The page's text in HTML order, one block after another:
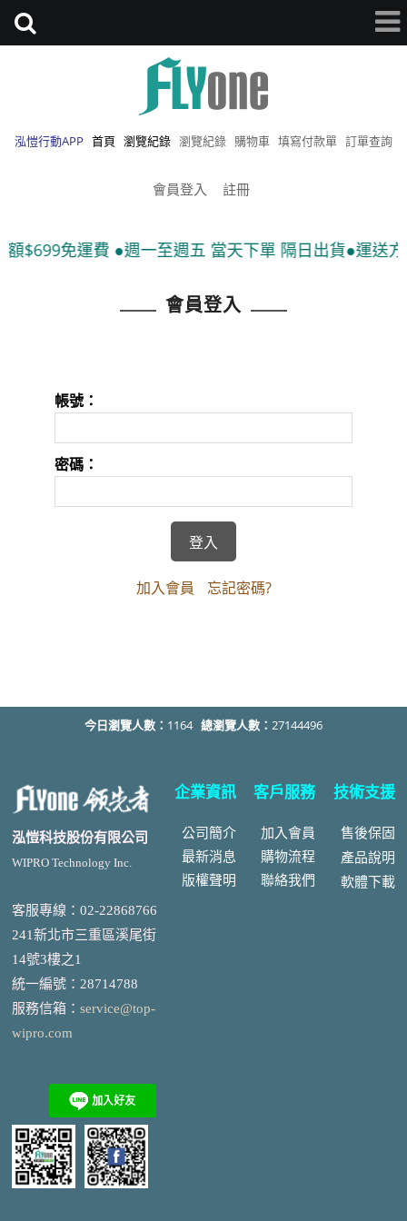
泓愷行動APP 首頁 瀏覽紀錄 瀏覽紀錄 購物車 填寫付款單 訂單查詢
會員登入 註冊
$699免運費 ●週一至週五 當天下單 隔日出貨●運送
會員登入
帳號：
密碼：
加入會員 忘記密碼?
今日瀏覽人數： 1164 總瀏覽人數： 27144496
泓愷科技股份有限公司
WIPRO Technology Inc.
客服專線：02-22868766
241新北市三重區溪尾街
14號3樓之1
統一編號 ： 28714788
服務信箱： service@top-
wipro.com
企業資訊
公司簡介
最新消息
版權聲明
客戶服務
加入會員
購物流程
聯絡我們
技術支援
售後保固
產品說明
軟體下載